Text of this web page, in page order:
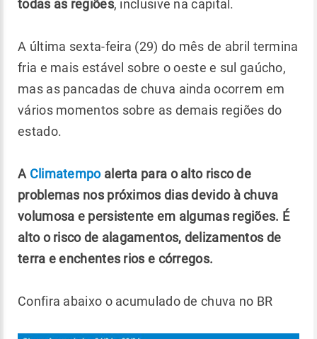
todas as regiões, inclusive na capital.
A última sexta-feira (29) do mês de abril termina
fria e mais estável sobre o oeste e sul gaúcho,
mas as pancadas de chuva ainda ocorrem em
vários momentos sobre as demais regiões do
estado.
A Climatempoalerta para o alto risco de
problemas nos próximos dias devido à chuva
volumosa e persistente em algumas regiões. É
alto o risco de alagamentos, delizamentos de
terra e enchentes rios e córregos.
Confira abaixo o acumulado de chuva no BR